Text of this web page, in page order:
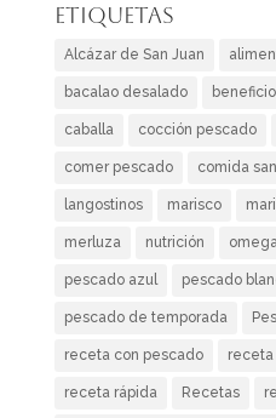
Etiquetas
Alcázar de San Juan
bacalao desalado
caballa cocción pescado
comer pescado comida
langostinos marisco
merluza nutrición
pescado azul pescado
pescado de temporada
receta con pescado
receta rápida Recetas